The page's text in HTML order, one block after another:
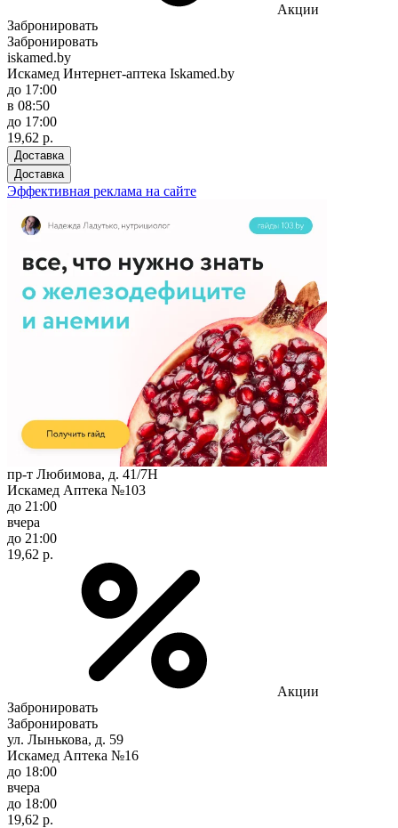
Акции
Забронировать
Забронировать
iskamed.by
Искамед Интернет-аптека Iskamed.by
до 17:00
в 08:50
до 17:00
19,62 р.
Доставка
Доставка
Эффективная реклама на сайте
пр-т Любимова, д. 41/7Н
Искамед Аптека №103
до 21:00
вчера
до 21:00
19,62 р.
Акции
Забронировать
Забронировать
ул. Лынькова, д. 59
Искамед Аптека №16
до 18:00
вчера
до 18:00
19,62 р.